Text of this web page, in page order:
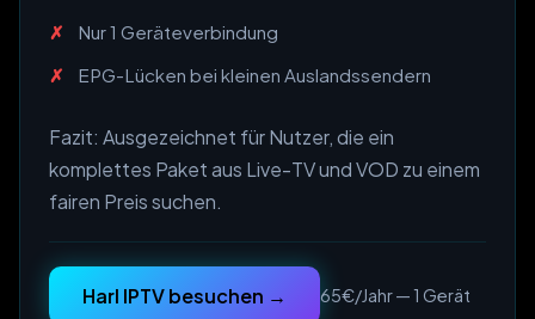
Nur 1 Geräteverbindung
EPG-Lücken bei kleinen Auslandssendern
Fazit: Ausgezeichnet für Nutzer, die ein
komplettes Paket aus Live-TV und VOD zu einem
fairen Preis suchen.
Harl IPTV besuchen → 65€/Jahr — 1 Gerät